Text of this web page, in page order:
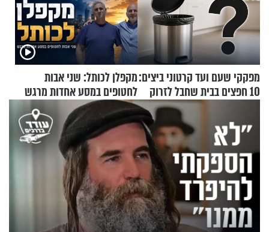
מפקקי שעם ועד קרטוני ביצים:
10 חפצים בבית שחבל לזרוק
מקפלן לכותל: שני אבות
לחטופים במסע אחדות מרגש